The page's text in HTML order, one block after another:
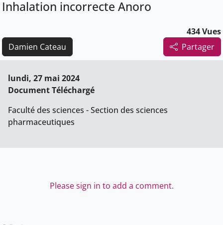
Inhalation incorrecte Anoro
434 Vues
Partager
Damien Cateau
lundi, 27 mai 2024
Document Téléchargé
Faculté des sciences - Section des sciences
pharmaceutiques
Please sign in to add a comment.